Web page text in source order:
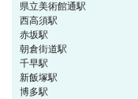
県立美術館通駅
西高須駅
赤坂駅
朝倉街道駅
千早駅
新飯塚駅
博多駅